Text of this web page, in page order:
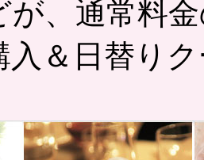
が、通常料
入＆日替り